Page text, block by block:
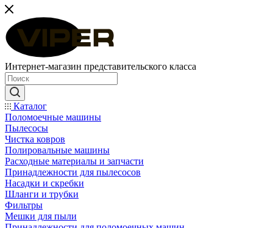
Интернет-магазин представительского класса
Каталог
Поломоечные машины
Пылесосы
Чистка ковров
Полировальные машины
Расходные материалы и запчасти
Принадлежности для пылесосов
Насадки и скребки
Шланги и трубки
Фильтры
Мешки для пыли